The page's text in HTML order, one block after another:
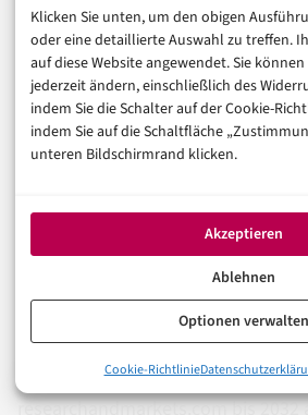
Klicken Sie unten, um den obigen
oder eine detaillierte Auswahl zu treffen.
auf diese Website angewendet. Sie
jederzeit ändern, einschließlich des
indem Sie die Schalter auf der Cookie-
indem Sie auf die Schaltfläche
unteren Bildschirmrand klicken.
Akzeptieren
Ablehnen
Optionen verwalten
Cookie-Richtlinie
Support (Standardfragen
Sie verfügen über genug Traffic
Warenkorbabbrüche, um
zu testen.
Sie haben eine relevante
Shop- und CRM-Systeme sind
Ihr Team arbeitet
Reviews, kontinuierliche
Der Markt im Conversational
researchandmarkets.combis 2032
Das Wichtigste in Kürze